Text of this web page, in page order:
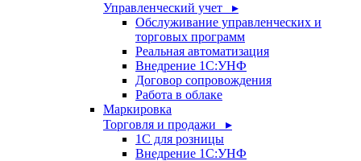
Управленческий учет ▸
Обслуживание управленческих и
торговых программ
Реальная автоматизация
Внедрение 1С:УНФ
Договор сопровождения
Работа в облаке
Маркировка
Торговля и продажи ▸
1С для розницы
Внедрение 1С:УНФ